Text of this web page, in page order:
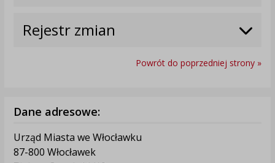
Rejestr zmian
Powrót do poprzedniej strony »
Dane adresowe:
Urząd Miasta we Włocławku
87-800 Włocławek